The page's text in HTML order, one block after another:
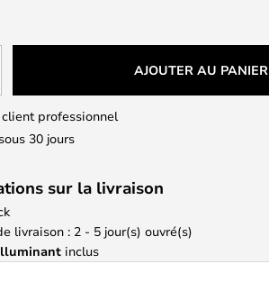
AJOUTER AU PANIER
client professionnel
30 jours
sur la livraison
livraison : 2 - 5 jour(s) ouvré(s)
inclus